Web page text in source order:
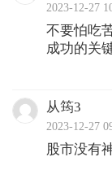
2023-12-27
不要怕吃
成功的关
从筠3
2023-12-27
股市没有